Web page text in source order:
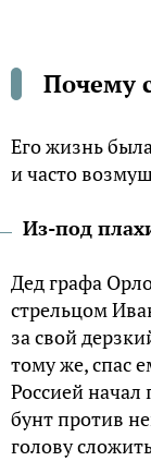
Почему
Его жизнь
и часто
Из-под
Дед графа
стрельцом
за свой
тому же, спас
Россией
бунт против
голову